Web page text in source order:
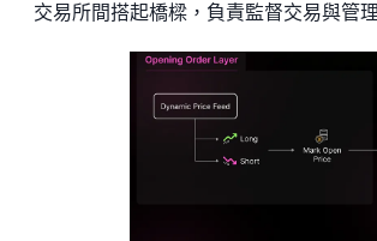
交易所間搭起橋樑，負責監督交易與管